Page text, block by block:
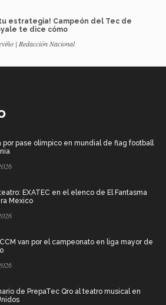
estrategia! Campeón del Tec de
te dice cómo
| Redacción Nacional
por pase olímpico en mundial de flag football
EXATEC en el elenco de El Fantasma
Mexico
van por el campeonato en liga mayor de
de PrepaTec Qro al teatro musical en